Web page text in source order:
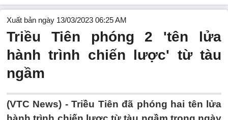
Xuất bản ngày 13/03/2023 06:25 AM
Triều Tiên phóng 2 'tên lửa
hành trình chiến lược' từ tàu
ngầm
(VTC News) -Triều Tiên đã phóng hai tên lửa